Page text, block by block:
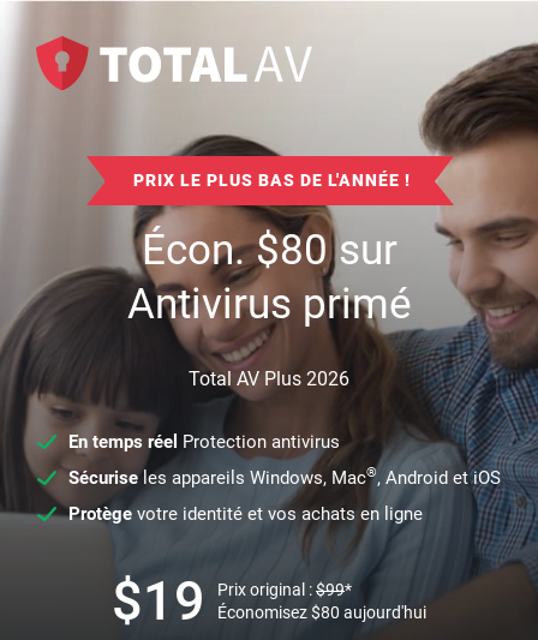
PRIX LE PLUS BAS DE L'ANNÉE !
Écon.$80sur
Antivirus primé
Total AV Plus 2026
En temps réel Protection antivirus
Sécuriseles appareils Windows, Mac®, Android et iOS
Protège votre identité et vos achats en ligne
$19 Prix original :$99*
Économisez$80 aujourd'hui